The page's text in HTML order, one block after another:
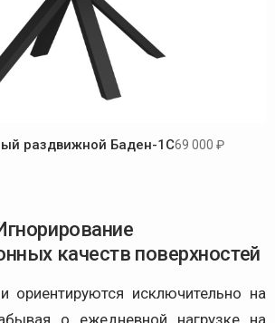
раздвижной Баден-1C69 000 ₽
качеств поверхностей
ориентируются исключительно на
о ежедневной нагрузке на